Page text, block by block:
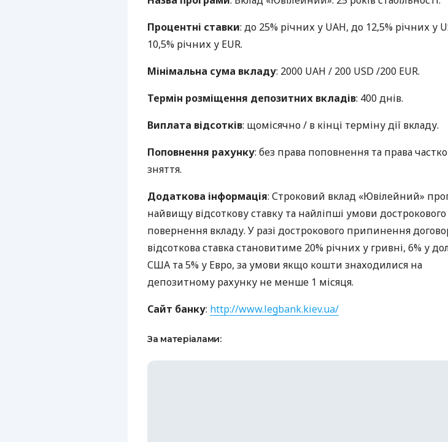
КАРТОК
КЕШБЕКУ
Процентні ставки: до 25% річних у UAH, до 12,5% річних у
10,5% річних у EUR.
Мінімальна сума вкладу: 2000 UAH / 200 USD /200 EUR.
Термін розміщення депозитних вкладів: 400 днів.
Виплата відсотків: щомісячно / в кінці терміну дії вкладу.
Поповнення рахунку: без права поповнення та права
зняття.
Додаткова інформація: Строковий вклад «Ювілейний»
найвищу відсоткову ставку та найліпші умови дострокового
повернення вкладу. У разі дострокового припинення
відсоткова ставка становитиме 20% річних у гривні, 6% у
США та 5% у Евро, за умови якщо кошти знаходилися на
депозитному рахунку не менше 1 місяця.
Сайт банку: http://www.legbank.kiev.ua/
За матеріалами: